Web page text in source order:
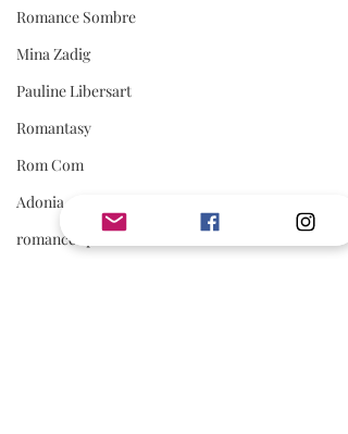
Romance Sombre
Mina Zadig
Pauline Libersart
Romantasy
Rom Com
Adonia
romance sportive